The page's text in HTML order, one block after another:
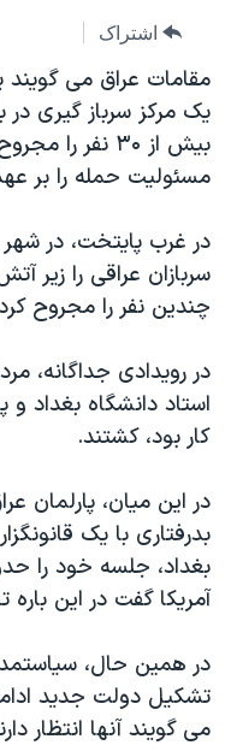
اصلی
جهش
به
جستجو
گزیده‌ها
ویژه برنامه‌ها
ویدیوها
فرهنگ و زندگی
حقوق شهروندی
اقتصادی
علم و فناوری
اسرائیل در جنگ
گالری عکس
آرشیو پخش زنده
صفحه‌های ویژه
عملیات خشم حماسی
۲۵۰سالگی آمریکا
بایگانی برنامه‌های
مستندها
انتخابات ریاست جمهوری
حمله جمهوری اسلامی به
رمز مهسا
ورزش زنان در ایران
اعتراضات زن، زندگی،
مجموعه مستندهای
تریبونال مردمی آبان ۹۸
دادگاه حمید نوری
قانون شفافیت دارائی
اعتراضات مردمی آبان ۹۸
فرکانس‌های صدای
پخش رادیویی
یادگیری زبان انگلیسی
دنبال کنید
زبانهای مختلف
اشتراک
مقامات عراق می گويند
يک مرکز سرباز گيری
بيش از ۳۰ نفر
مسئوليت حمله را بر
در غرب پايتخت، در
سربازان عراقی را زير
چندين نفر را مجروح
در رويدادی جداگانه،
استاد دانشگاه بغداد
کار بود، کشتند.
در اين ميان، پارلمان
بدرفتاری با يک
بغداد، جلسه خود را
آمريکا گفت در اين
در همين حال،
تشکيل دولت جديد
می گويند آنها انتظار